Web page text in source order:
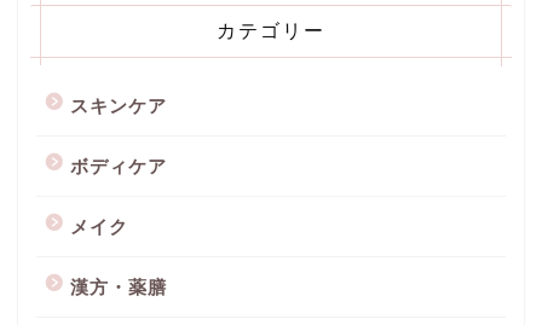
カテゴリー
スキンケア
ボディケア
メイク
漢方・薬膳